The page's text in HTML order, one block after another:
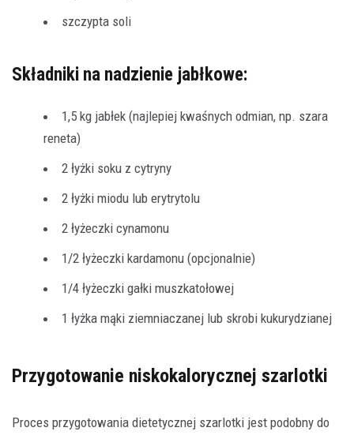
szczypta soli
Składniki na nadzienie jabłkowe:
1,5 kg jabłek (najlepiej kwaśnych odmian, np. szara
reneta)
2 łyżki soku z cytryny
2 łyżki miodu lub erytrytolu
2 łyżeczki cynamonu
1/2 łyżeczki kardamonu (opcjonalnie)
1/4 łyżeczki gałki muszkatołowej
1 łyżka mąki ziemniaczanej lub skrobi kukurydzianej
Przygotowanie niskokalorycznej szarlotki
Proces przygotowania dietetycznej szarlotki jest podobny do